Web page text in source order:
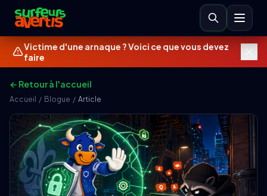
Victime d'une arnaque ? Voici ce que vous devez
faire
← Retour à l'accueil
Accueil / Blogue / Article